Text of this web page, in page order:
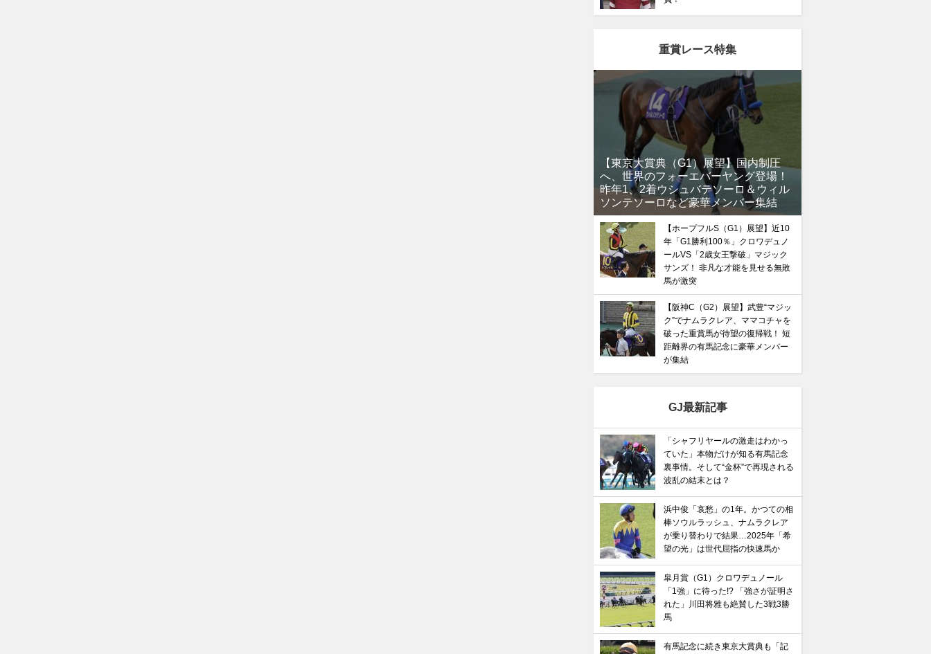
重賞レース特集
【東京大賞典（G1）展望】国内制圧
へ、世界のフォーエバーヤング登場！
昨年1、2着ウシュバテソーロ＆ウィル
ソンテソーロなど豪華メンバー集結
【ホープフルS（G1）展望】近10
年「G1勝利100％」クロワデュノ
ールVS「2歳女王撃破」マジック
サンズ！ 非凡な才能を見せる無敗
馬が激突
【阪神C（G2）展望】武豊“マジッ
ク”でナムラクレア、ママコチャを
破った重賞馬が待望の復帰戦！ 短
距離界の有馬記念に豪華メンバー
が集結
GJ最新記事
「シャフリヤールの激走はわかっ
ていた」本物だけが知る有馬記念
裏事情。そして“金杯”で再現される
波乱の結末とは？
浜中俊「哀愁」の1年。かつての相
棒ソウルラッシュ、ナムラクレア
が乗り替わりで結果…2025年「希
望の光」は世代屈指の快速馬か
皐月賞（G1）クロワデュノール
「1強」に待った!? 「強さが証明さ
れた」川田将雅も絶賛した3戦3勝
馬
有馬記念に続き東京大賞典も「記